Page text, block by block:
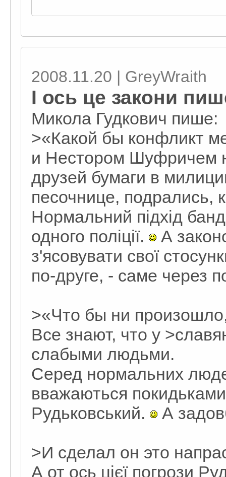
2008.11.20 | GreyWraith
І ось це закони
Микола Гудкович пише:
>«Какой бы конфликт
и Нестором Шуфричем
друзей бумаги в
песочнице, подрались,
Нормальний підхід
одного поліції.
А
з'ясовувати свої
по-друге, - саме через
>«Что бы ни
Все знают, что у
слабыми людьми.
Серед нормальних
вважаються
Рудьковський.
А
>И сделал он это
А от ось цієї погрози